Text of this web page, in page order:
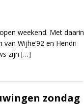
weekend. Met daarin
Wijhe’92 en Hendri
zijn […]
zondag